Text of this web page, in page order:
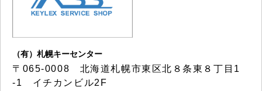
（有）札幌キーセンター
〒065-0008 北海道札幌市東区北８条東８丁目1
-1 イチカンビル2F